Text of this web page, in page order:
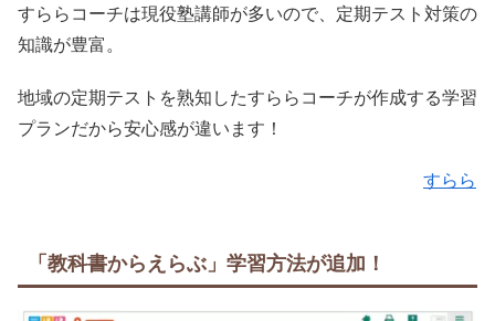
すららコーチは現役塾講師が多いので、定期テスト対策の
知識が豊富。
地域の定期テストを熟知したすららコーチが作成する学習
プランだから安心感が違います！
すらら
「教科書からえらぶ」学習方法が追加！